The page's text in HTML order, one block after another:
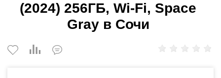
(2024) 256ГБ, Wi-Fi, Space
Gray в Сочи